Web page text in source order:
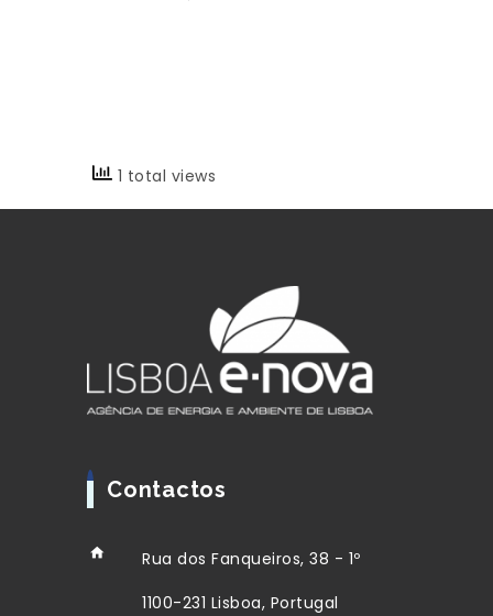
1 total views
Contactos
Rua dos Fanqueiros, 38 - 1º
1100-231 Lisboa, Portugal